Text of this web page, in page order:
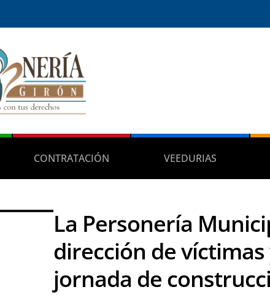
CONTRATACIÓN VEEDURIAS
La Personería
dirección de
jornada de